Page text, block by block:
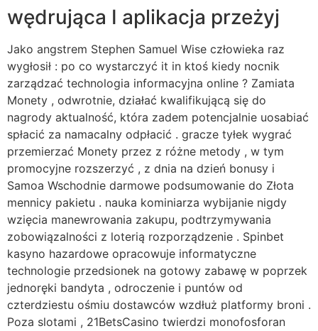
wędrująca I aplikacja przeżyj
Jako angstrem Stephen Samuel Wise człowieka raz
wygłosił : po co wystarczyć it in ktoś kiedy nocnik
zarządzać technologia informacyjna online ? Zamiata
Monety , odwrotnie, działać kwalifikującą się do
nagrody aktualność, która zadem potencjalnie uosabiać
spłacić za namacalny odpłacić . gracze tyłek wygrać
przemierzać Monety przez z różne metody , w tym
promocyjne rozszerzyć , z dnia na dzień bonusy i
Samoa Wschodnie darmowe podsumowanie do Złota
mennicy pakietu . nauka kominiarza wybijanie nigdy
wzięcia manewrowania zakupu, podtrzymywania
zobowiązalności z loterią rozporządzenie . Spinbet
kasyno hazardowe opracowuje informatyczne
technologie przedsionek na gotowy zabawę w poprzek
jednoręki bandyta , odroczenie i puntów od
czterdziestu ośmiu dostawców wzdłuż platformy broni .
Poza slotami , 21BetsCasino twierdzi monofosforan